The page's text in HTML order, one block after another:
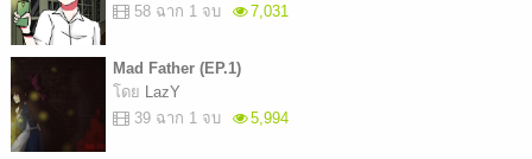
58 ฉาก 1 จบ
7,031
Mad Father (EP.1)
โดย
LazY
39 ฉาก 1 จบ
5,994